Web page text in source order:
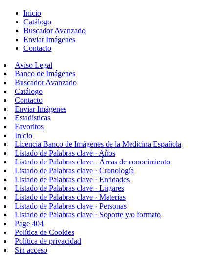
Inicio
Catálogo
Buscador Avanzado
Enviar Imágenes
Contacto
Aviso Legal
Banco de Imágenes
Buscador Avanzado
Catálogo
Contacto
Enviar Imágenes
Estadísticas
Favoritos
Inicio
Licencia Banco de Imágenes de la Medicina Española
Listado de Palabras clave · Años
Listado de Palabras clave · Áreas de conocimiento
Listado de Palabras clave · Cronología
Listado de Palabras clave · Entidades
Listado de Palabras clave · Lugares
Listado de Palabras clave · Materias
Listado de Palabras clave · Personas
Listado de Palabras clave · Soporte y/o formato
Page 404
Política de Cookies
Política de privacidad
Sin acceso